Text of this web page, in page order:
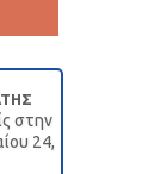
στην
24,